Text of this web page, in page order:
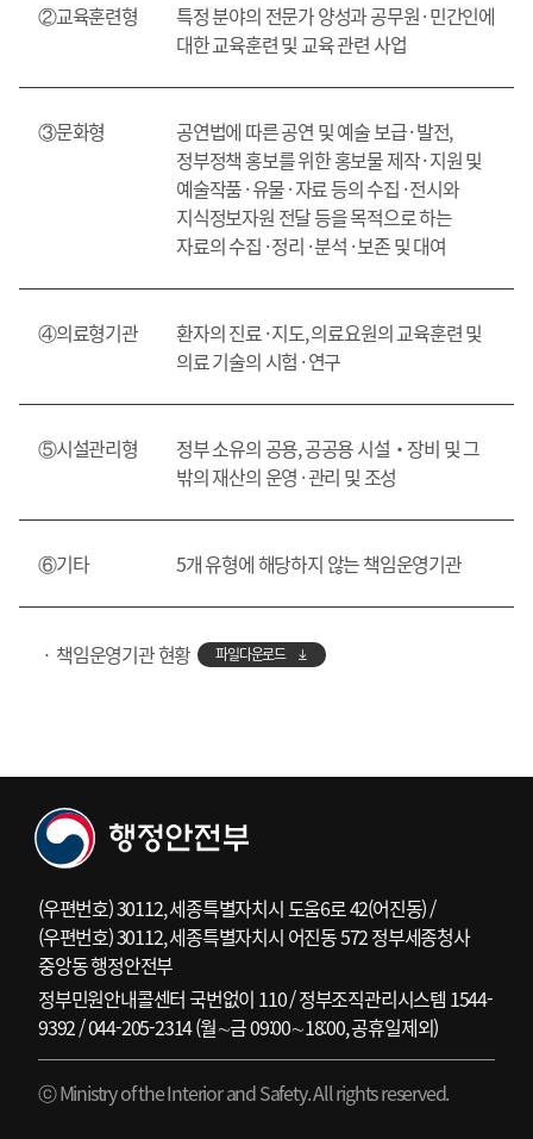
②교육훈련형
특정 분야의 전문가 양성과 공무원 · 민간인에
대한 교육훈련 및 교육 관련 사업
③문화형
공연법에 따른 공연 및 예술 보급 · 발전,
정부정책 홍보를 위한 홍보물 제작 · 지원 및
예술작품 · 유물 · 자료 등의 수집 · 전시와
지식정보자원 전달 등을 목적으로 하는
자료의 수집 · 정리 · 분석 · 보존 및 대여
④의료형기관
환자의 진료 · 지도, 의료요원의 교육훈련 및
의료 기술의 시험 · 연구
⑤시설관리형
정부 소유의 공용, 공공용 시설‧장비 및 그
밖의 재산의 운영 · 관리 및 조성
⑥기타 5개 유형에 해당하지 않는 책임운영기관
책임운영기관 현황 파일다운로드
(우편번호) 30112, 세종특별자치시 도움6로 42(어진동) /
(우편번호) 30112, 세종특별자치시 어진동 572 정부세종청사
중앙동 행정안전부
정부민원안내콜센터 국번없이 110 / 정부조직관리시스템 1544-
9392 / 044-205-2314 (월∼금 09:00∼18:00, 공휴일제외)
ⓒ Ministry of the Interior and Safety. All rights reserved.